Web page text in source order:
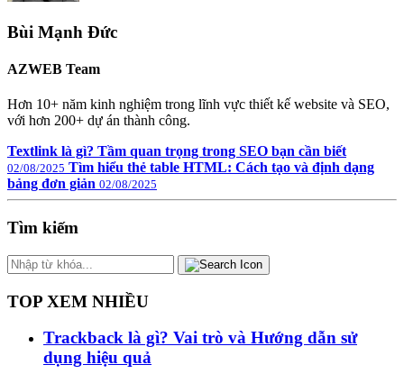
Bùi Mạnh Đức
AZWEB Team
Hơn 10+ năm kinh nghiệm trong lĩnh vực thiết kế website và SEO,
với hơn 200+ dự án thành công.
Textlink là gì? Tầm quan trọng trong SEO bạn cần biết
02/08/2025 Tìm hiểu thẻ table HTML: Cách tạo và định dạng
bảng đơn giản 02/08/2025
Tìm kiếm
TOP XEM NHIỀU
Trackback là gì? Vai trò và Hướng dẫn sử
dụng hiệu quả